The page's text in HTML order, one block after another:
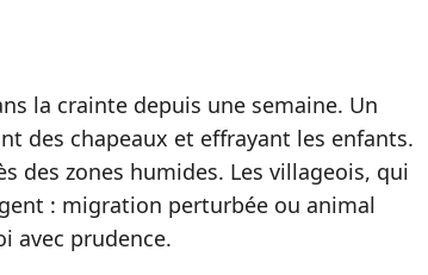
la crainte depuis une semaine. Un
des chapeaux et effrayant les enfants.
des zones humides. Les villageois, qui
: migration perturbée ou animal
avec prudence.